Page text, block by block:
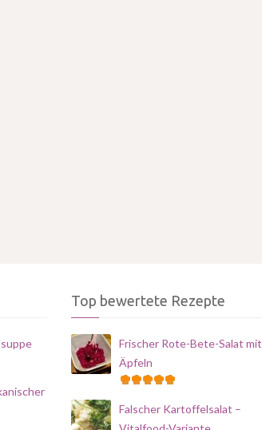
Top bewertete Rezepte
Frischer Rote-Bete-Salat mit
Äpfeln
Falscher Kartoffelsalat –